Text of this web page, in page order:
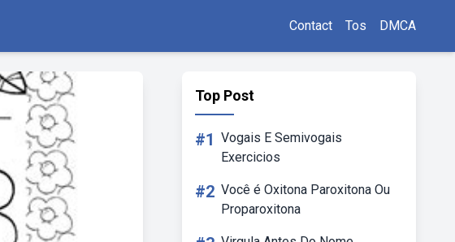
Contact Tos DMCA
Top Post
#1 Vogais E Semivogais
Exercicios
#2 Você é Oxitona Paroxitona Ou
Proparoxitona